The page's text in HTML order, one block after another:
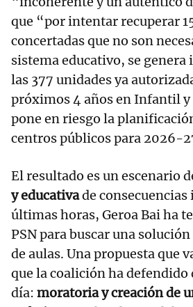
que “por intentar recuperar
concertadas que no son
sistema educativo, se
las 377 unidades ya
próximos 4 años en Infantil y
pone en riesgo la
centros públicos para 2026-
El resultado es un escenario
y educativade consecuencias
últimas horas, Geroa Bai ha
PSN para buscar una
de aulas. Una propuesta que
que la coalición ha defendido
día: moratoria y creación de